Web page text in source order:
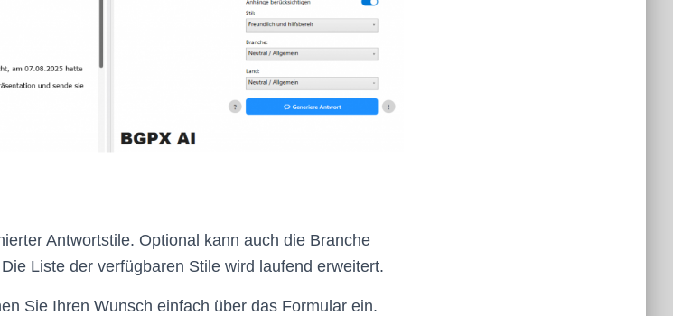
Antwortstile. Optional kann auch die Branche
Liste der verfügbaren Stile wird laufend erweitert.
Sie Ihren Wunsch einfach über das Formular ein.